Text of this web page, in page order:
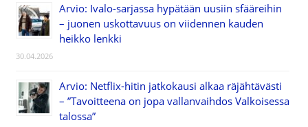
Arvio: Ivalo-sarjassa hypätään uusiin sfääreihin
– juonen uskottavuus on viidennen kauden
heikko lenkki
30.04.2026
Arvio: Netflix-hitin jatkokausi alkaa räjähtävästi
– ”Tavoitteena on jopa vallanvaihdos Valkoisessa
talossa”